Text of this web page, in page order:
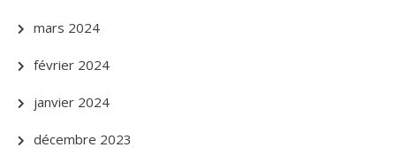
mars 2024
février 2024
janvier 2024
décembre 2023